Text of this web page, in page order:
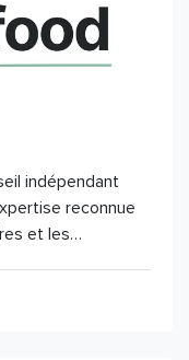
indépendant
reconnue
et les…